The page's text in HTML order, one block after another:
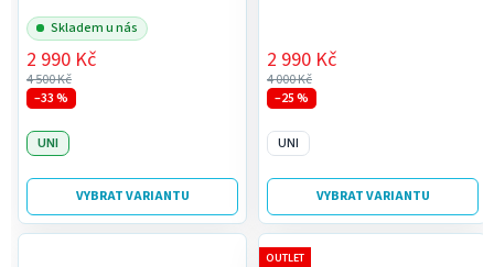
Skladem u nás
4 500 Kč
2 990 Kč
–33 %
VYBRAT VARIANTU
UNI
4 000 Kč
2 990 Kč
–25 %
VYBRAT VARIANTU
UNI
OUTLET